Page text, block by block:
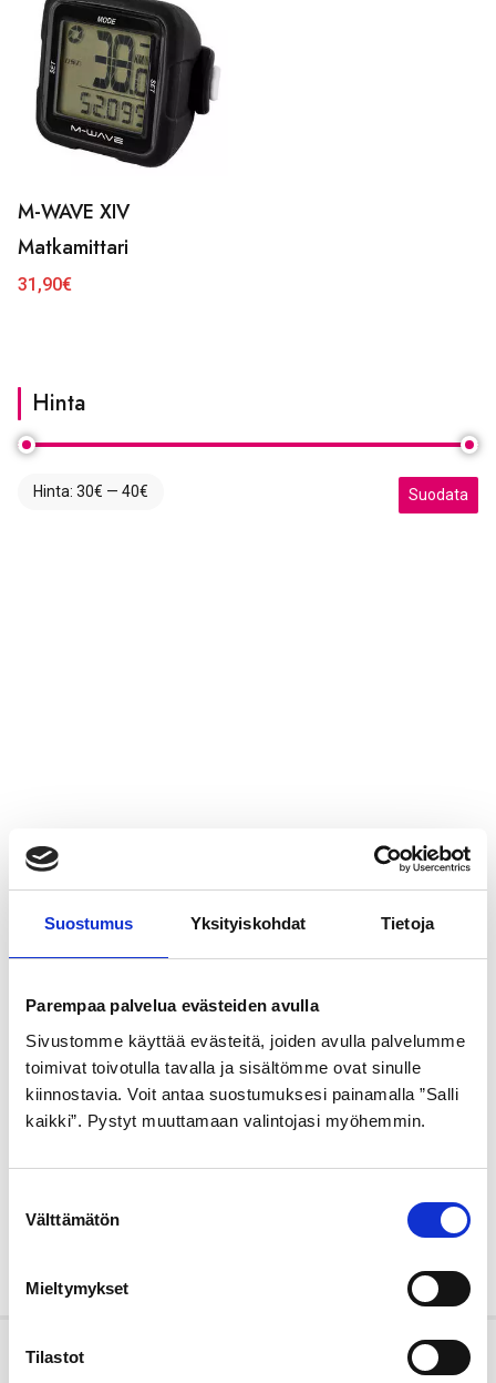
Suostumus Yksityiskohdat Tietoja
Parempaa palvelua evästeiden avulla
Sivustomme käyttää evästeitä, joiden avulla palvelumme
toimivat toivotulla tavalla ja sisältömme ovat sinulle
kiinnostavia. Voit antaa suostumuksesi painamalla ”Salli
kaikki”. Pystyt muuttamaan valintojasi myöhemmin.
Välttämätön
Mieltymykset
Tilastot
M-WAVE XIV
Matkamittari
31,90€
Hinta
Minimihinta
Suodata
Hinta: 30€ — 40€